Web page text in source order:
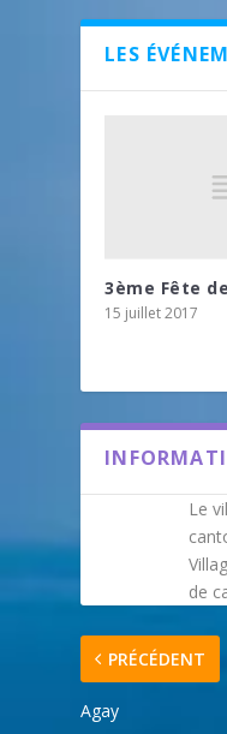
LES
3ème Fête
15 juillet 2017
Le
de
PRÉCÉDENT
Agay